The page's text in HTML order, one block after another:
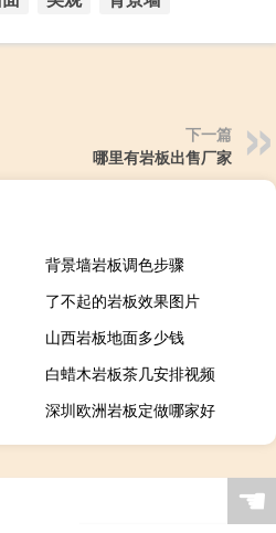
下一篇
哪里有岩板出售厂家
背景墙岩板调色步骤
了不起的岩板效果图片
山西岩板地面多少钱
白蜡木岩板茶几安排视频
深圳欧洲岩板定做哪家好
岩板当背景墙好吗
瓷砖岩板能打磨吗吗
☚